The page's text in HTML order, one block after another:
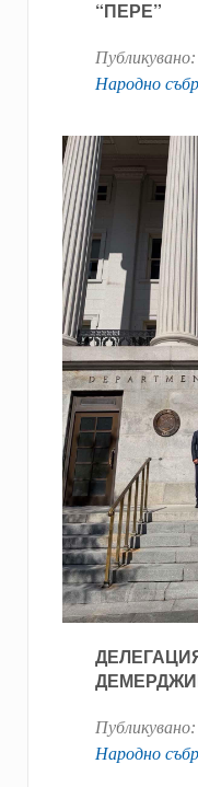
“ПЕРЕ”
Публикувано:
Народно
Публикувано:
Народно